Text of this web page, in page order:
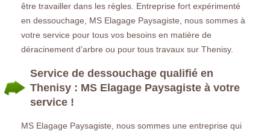
être travailler dans les règles. Entreprise fort expérimenté
en dessouchage, MS Elagage Paysagiste, nous sommes à
votre service pour tous vos besoins en matière de
déracinement d’arbre ou pour tous travaux sur Thenisy.
Service de dessouchage qualifié en
Thenisy : MS Elagage Paysagiste à votre
service !
MS Elagage Paysagiste, nous sommes une entreprise qui